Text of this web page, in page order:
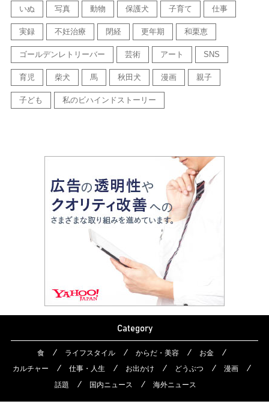
いぬ 写真 動物 保護犬 子育て 仕事
実録 不妊治療 閉経 更年期 和栗恵
ゴールデンレトリーバー 芸術 アート SNS
育児 柴犬 馬 秋田犬 漫画 親子
子ども 私のビハインドストーリー
Category
食 ライフスタイル からだ・美容
お金
カルチャー
仕事・人生 お出かけ どうぶつ
漫画
話題
国内ニュース 海外ニュース